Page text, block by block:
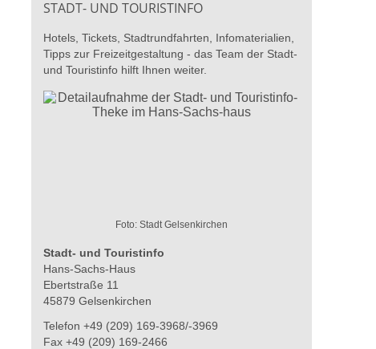
STADT- UND TOURISTINFO
Hotels, Tickets, Stadtrundfahrten, Infomaterialien,
Tipps zur Freizeitgestaltung - das Team der Stadt-
und Touristinfo hilft Ihnen weiter.
Foto: Stadt Gelsenkirchen
Stadt- und Touristinfo
Hans-Sachs-Haus
Ebertstraße 11
45879 Gelsenkirchen
Telefon +49 (209) 169-3968/-3969
Fax +49 (209) 169-2466